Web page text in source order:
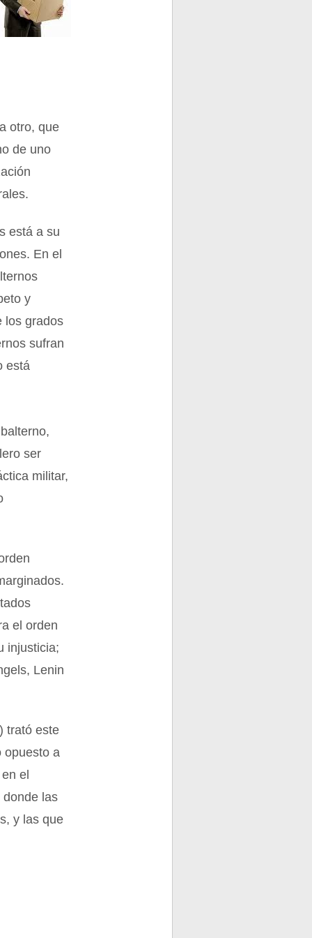
otro, que
de uno
está a su
En el
y
los grados
sufran
está
ser
militar,
el orden
injusticia;
Lenin
trató este
opuesto a
el
las
y las que